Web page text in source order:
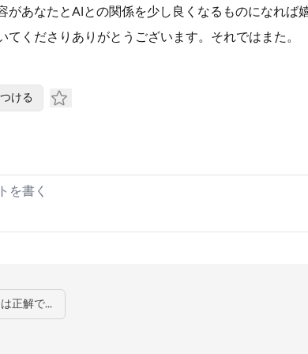
があなたとAIとの関係を少し良くなるものになれば
てくださりありがとうございます。それではまた。
ける
正解で…